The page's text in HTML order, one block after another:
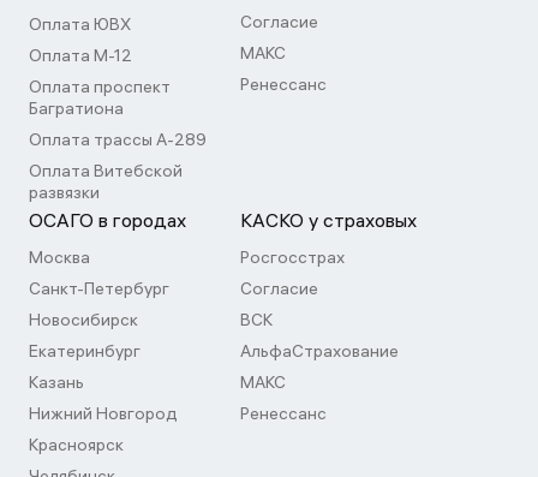
Оплата ЮВХ
Оплата М-12
Оплата проспект
Багратиона
Оплата трассы А-289
Оплата Витебской
развязки
Согласие
МАКС
Ренессанс
ОСАГО в городах
Москва
Санкт-Петербург
Новосибирск
Екатеринбург
Казань
Нижний Новгород
Красноярск
КАСКО у страховых
Росгосстрах
Согласие
ВСК
АльфаСтрахование
МАКС
Ренессанс